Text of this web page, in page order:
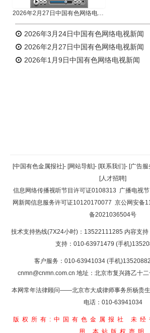
2026年2月27日中国有色网络电视新闻
2026年3月24日中国有色网络电视新闻
2026年2月27日中国有色网络电视新闻
2026年1月9日中国有色网络电视新闻
返回顶部
返回首页
[中国有色金属报社]- [网站导航]- [联系我们]- [广告服
[人才招聘]
信息网络传播视听节目许可证0108313 广播电视
网新闻信息服务许可证10120170077 京公网安备
备2021036504号
技术支持热线(7X24小时)：13522111285 内容支
支持：010-63971479 (手机
客户服务：010-63941034 (手机
cnmn@cnmn.com.cn 地址：北京市复兴路乙十
本网常年法律顾问——北京市大成律师事务所杨贵
电话：010-63941034
版权所有:中国有色金属报社
未经
用 本站版权声明